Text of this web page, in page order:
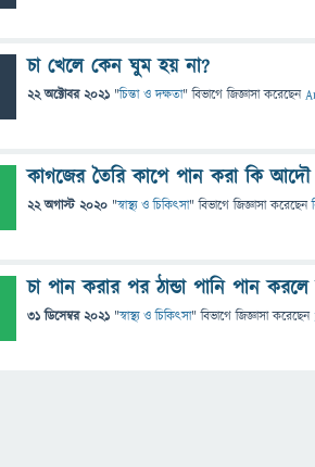
চা খেলে কেন ঘুম হয় না?
22 অক্টোবর 2021 "চিন্তা ও দক্ষতা" বিভাগে জিজ্ঞাসাকরেছেন
কাগজের তৈরি কাপে পান করা কি আদৌ
22 অগাস্ট 2020 "স্বাস্থ্য ও চিকিৎসা" বিভাগে জিজ্ঞাসাকরেছেন
চা পান করার পর ঠান্ডা পানি পান
31 ডিসেম্বর 2021 "স্বাস্থ্য ও চিকিৎসা" বিভাগে জিজ্ঞাসাকরেছেন